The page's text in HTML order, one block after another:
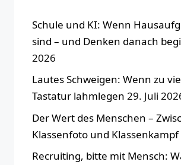
Schule und KI: Wenn
sind – und Denken danach
2026
Lautes Schweigen: Wenn zu
Tastatur lahmlegen 29. Juli
Der Wert des Menschen –
Klassenfoto und Klassenkampf
Recruiting, bitte mit Mensch: